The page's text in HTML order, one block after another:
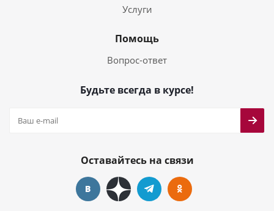
Услуги
Помощь
Вопрос-ответ
Будьте всегда в курсе!
Оставайтесь на связи